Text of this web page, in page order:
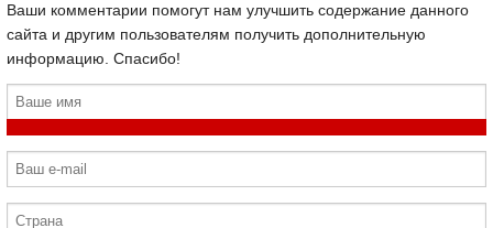
Ваши комментарии помогут нам улучшить содержание данного
сайта и другим пользователям получить дополнительную
информацию. Спасибо!